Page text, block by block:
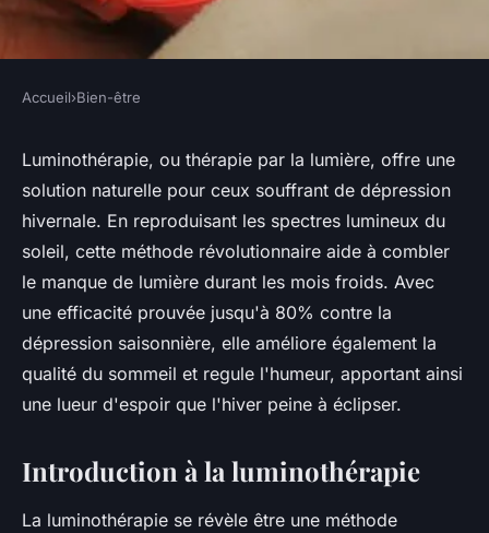
Luminothérapie : une lumière
pour chasser la dépression
hivernale !
Charlotte•7 avril 2025•4 min de lecture
Accueil›Bien-être
Luminothérapie, ou thérapie par la lumière, offre une
solution naturelle pour ceux souffrant de dépression
hivernale. En reproduisant les spectres lumineux du
soleil, cette méthode révolutionnaire aide à combler
le manque de lumière durant les mois froids. Avec
une efficacité prouvée jusqu'à 80% contre la
dépression saisonnière, elle améliore également la
qualité du sommeil et regule l'humeur, apportant ainsi
une lueur d'espoir que l'hiver peine à éclipser.
Introduction à la luminothérapie
La luminothérapie se révèle être une méthode